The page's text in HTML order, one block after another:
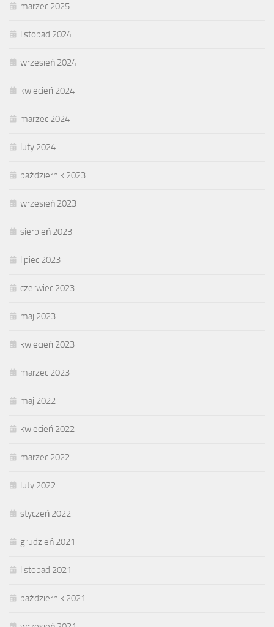
marzec 2025
listopad 2024
wrzesień 2024
kwiecień 2024
marzec 2024
luty 2024
październik 2023
wrzesień 2023
sierpień 2023
lipiec 2023
czerwiec 2023
maj 2023
kwiecień 2023
marzec 2023
maj 2022
kwiecień 2022
marzec 2022
luty 2022
styczeń 2022
grudzień 2021
listopad 2021
październik 2021